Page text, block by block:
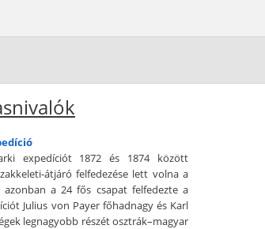
expedíciót 1872 és 1874 között
átjáró felfedezése lett volna a
a 24 fős csapat felfedezte a
Julius von Payer főhadnagy és Karl
legnagyobb részét osztrák–magyar